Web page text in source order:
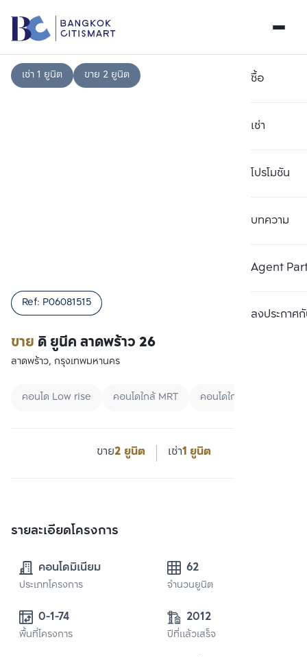
ซื้อ
เช่า
โปรโมชัน
บทความ
Agent
ลงประกาศกั
เช่า 1 ยูนิต ขาย 2 ยูนิต
ขาย ดิ ยูนีค ลาดพร้าว 26
Ref: P06081515
ลาดพร้าว, กรุงเทพมหานคร
คอนโด Low rise คอนโดใกล้ MRT คอนโดใกล้สวน
ขาย2 ยูนิต เช่า1 ยูนิต
รายละเอียดโครงการ
คอนโดมิเนียม
ประเภทโครงการ
62
จำนวนยูนิต
0-1-74
พื้นที่โครงการ
2012
ปีที่แล้วเสร็จ